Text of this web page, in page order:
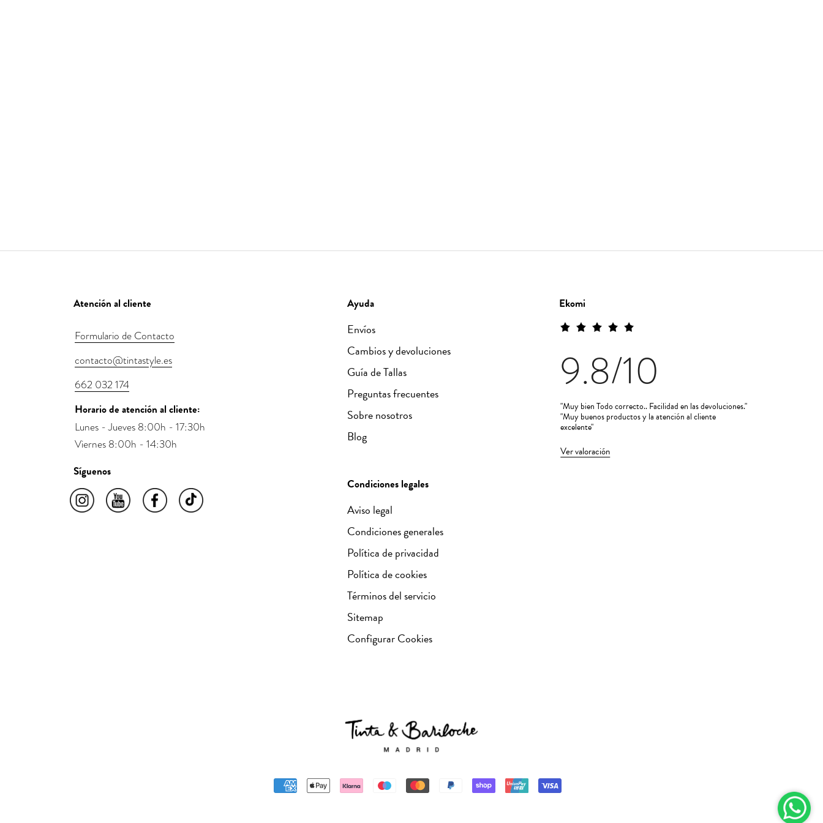
Atención al cliente
Formulario de Contacto
contacto@tintastyle.es
662 032 174
Horario de atención al cliente:
Lunes - Jueves 8:00h - 17:30h
Viernes 8:00h - 14:30h
Síguenos
Ayuda
Envíos
Cambios y devoluciones
Guía de Tallas
Preguntas frecuentes
Sobre nosotros
Blog
Condiciones legales
Aviso legal
Condiciones generales
Política de privacidad
Política de cookies
Términos del servicio
Sitemap
Configurar Cookies
Ekomi
9.8/10
"Muy bien Todo correcto.. Facilidad en las devoluciones."
"Muy buenos productos y la atención al cliente
excelente"
Ver valoración